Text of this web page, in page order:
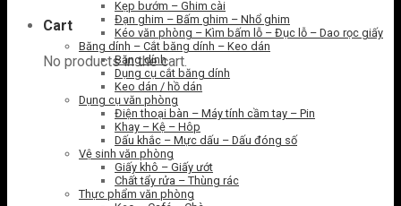
Cart
No products in the cart.
Kẹp bướm – Ghim cài
Đạn ghim – Bấm ghim – Nhổ ghim
Kéo văn phòng – Kìm bấm lỗ – Đục lỗ – Dao rọc giấy
Băng dính – Cắt băng dính – Keo dán
Băng dính
Dụng cụ cắt băng dính
Keo dán / hồ dán
Dụng cụ văn phòng
Điện thoại bàn – Máy tính cầm tay – Pin
Khay – Kệ – Hôp
Dấu khắc – Mực dấu – Dấu đóng số
Vệ sinh văn phòng
Giấy khô – Giấy ướt
Chất tẩy rửa – Thùng rác
Thực phẩm văn phòng